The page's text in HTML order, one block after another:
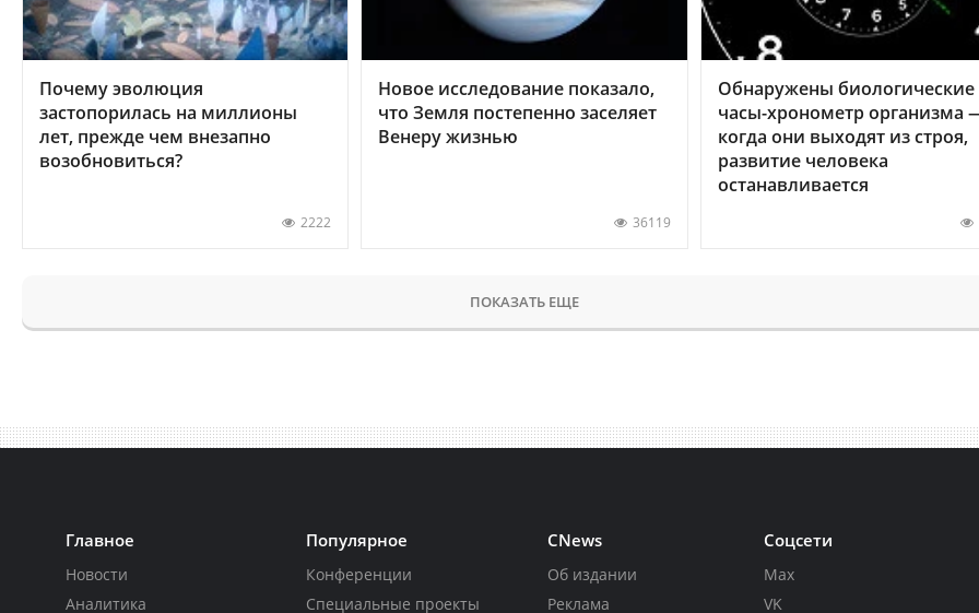
Почему эволюция
застопорилась на миллионы
лет, прежде чем внезапно
возобновиться?
2222
Новое исследование показало,
что Земля постепенно заселяет
Венеру жизнью
36119
Обнаружены биологические
часы-хронометр организма
когда они выходят из строя,
развитие человека
останавливается
ПОКАЗАТЬ ЕЩЕ
Главное
Новости
Аналитика
Популярное
Конференции
Специальные проекты
CNews
Об издании
Реклама
Соцсети
Max
VK